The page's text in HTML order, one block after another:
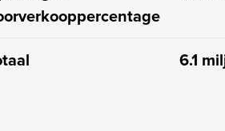
6.1